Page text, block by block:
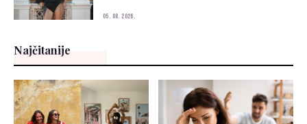
05. 08. 2026.
Najčitanije